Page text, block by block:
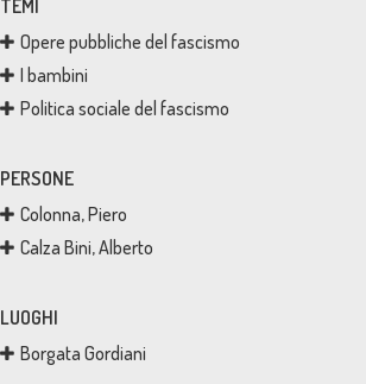
TEMI
Opere pubbliche del fascismo
I bambini
Politica sociale del fascismo
PERSONE
Colonna, Piero
Calza Bini, Alberto
LUOGHI
Borgata Gordiani